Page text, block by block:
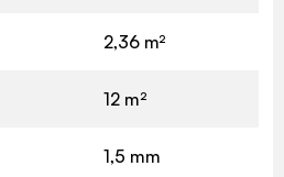
2,36 m²
12 m²
1,5 mm